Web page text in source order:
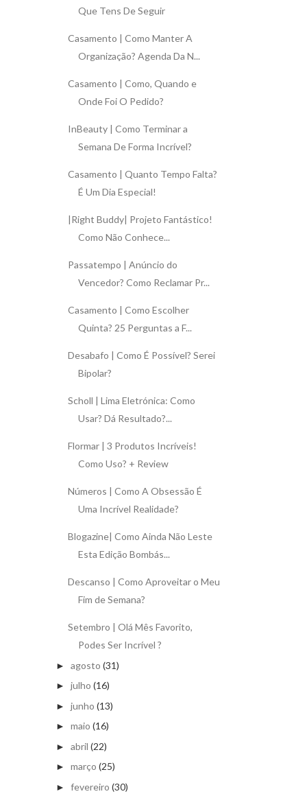
Que Tens De Seguir
Casamento | Como Manter A
Organização? Agenda Da N...
Casamento | Como, Quando e
Onde Foi O Pedido?
InBeauty | Como Terminar a
Semana De Forma Incrível?
Casamento | Quanto Tempo Falta?
É Um Dia Especial!
|Right Buddy| Projeto Fantástico!
Como Não Conhece...
Passatempo | Anúncio do
Vencedor? Como Reclamar Pr...
Casamento | Como Escolher
Quinta? 25 Perguntas a F...
Desabafo | Como É Possível? Serei
Bipolar?
Scholl | Lima Eletrónica: Como
Usar? Dá Resultado?...
Flormar | 3 Produtos Incríveis!
Como Uso? + Review
Números | Como A Obsessão É
Uma Incrível Realidade?
Blogazine| Como Ainda Não Leste
Esta Edição Bombás...
Descanso | Como Aproveitar o Meu
Fim de Semana?
Setembro | Olá Mês Favorito,
Podes Ser Incrível ?
► agosto (31)
► julho (16)
► junho (13)
► maio (16)
► abril (22)
► março (25)
► fevereiro (30)